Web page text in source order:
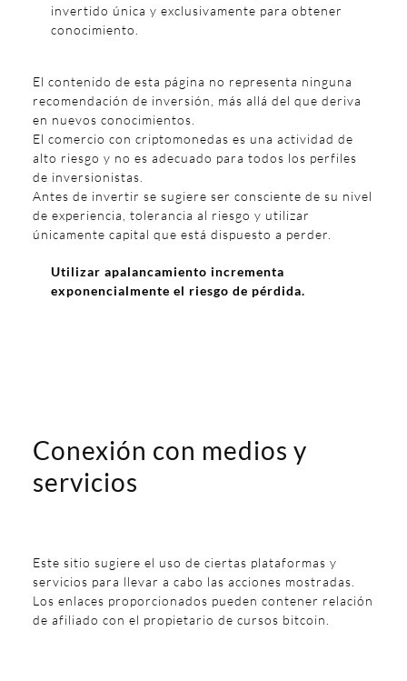
invertido única y exclusivamente para obtener
conocimiento.
El contenido de esta página no representa ninguna
recomendación de inversión, más allá del que deriva
en nuevos conocimientos.
El comercio con criptomonedas es una actividad de
alto riesgo y no es adecuado para todos los perfiles
de inversionistas.
Antes de invertir se sugiere ser consciente de su nivel
de experiencia, tolerancia al riesgo y utilizar
únicamente capital que está dispuesto a perder.
Utilizar apalancamiento incrementa
exponencialmente el riesgo de pérdida.
Conexión con medios y
servicios
Este sitio sugiere el uso de ciertas plataformas y
servicios para llevar a cabo las acciones mostradas.
Los enlaces proporcionados pueden contener relación
de afiliado con el propietario de cursos bitcoin.